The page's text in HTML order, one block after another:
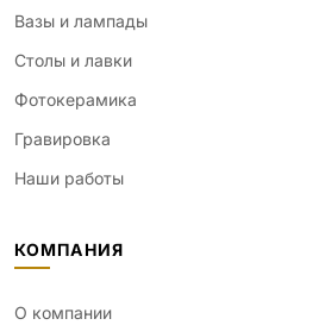
Вазы и лампады
Столы и лавки
Фотокерамика
Гравировка
Наши работы
КОМПАНИЯ
О компании